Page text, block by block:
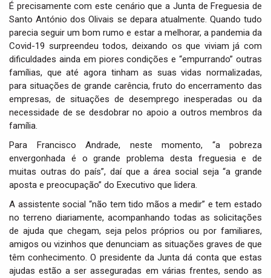
É precisamente com este cenário que a Junta de Freguesia de
Santo António dos Olivais se depara atualmente. Quando tudo
parecia seguir um bom rumo e estar a melhorar, a pandemia da
Covid-19 surpreendeu todos, deixando os que viviam já com
dificuldades ainda em piores condições e “empurrando” outras
famílias, que até agora tinham as suas vidas normalizadas,
para situações de grande carência, fruto do encerramento das
empresas, de situações de desemprego inesperadas ou da
necessidade de se desdobrar no apoio a outros membros da
família.
Para Francisco Andrade, neste momento, “a pobreza
envergonhada é o grande problema desta freguesia e de
muitas outras do país”, daí que a área social seja “a grande
aposta e preocupação” do Executivo que lidera.
A assistente social “não tem tido mãos a medir” e tem estado
no terreno diariamente, acompanhando todas as solicitações
de ajuda que chegam, seja pelos próprios ou por familiares,
amigos ou vizinhos que denunciam as situações graves de que
têm conhecimento. O presidente da Junta dá conta que estas
ajudas estão a ser asseguradas em várias frentes, sendo as